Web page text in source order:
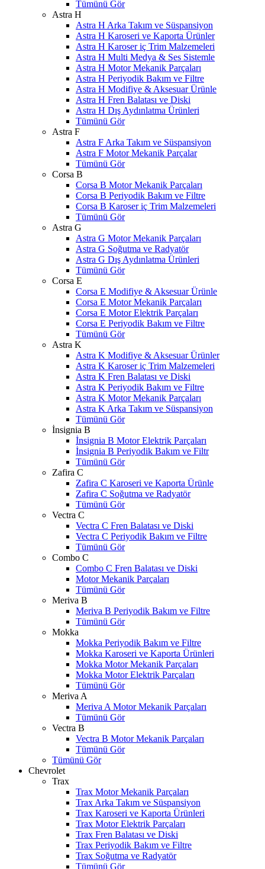
Tümünü Gör
Astra H
Astra H Arka Takım ve Süspansiyon
Astra H Karoseri ve Kaporta Ürünler
Astra H Karoser iç Trim Malzemeleri
Astra H Multi Medya & Ses Sistemle
Astra H Motor Mekanik Parçaları
Astra H Periyodik Bakım ve Filtre
Astra H Modifiye & Aksesuar Ürünle
Astra H Fren Balatası ve Diski
Astra H Dış Aydınlatma Ürünleri
Tümünü Gör
Astra F
Astra F Arka Takım ve Süspansiyon
Astra F Motor Mekanik Parçalar
Tümünü Gör
Corsa B
Corsa B Motor Mekanik Parçaları
Corsa B Periyodik Bakım ve Filtre
Corsa B Karoser iç Trim Malzemeleri
Tümünü Gör
Astra G
Astra G Motor Mekanik Parçaları
Astra G Soğutma ve Radyatör
Astra G Dış Aydınlatma Ürünleri
Tümünü Gör
Corsa E
Corsa E Modifiye & Aksesuar Ürünle
Corsa E Motor Mekanik Parçaları
Corsa E Motor Elektrik Parçaları
Corsa E Periyodik Bakım ve Filtre
Tümünü Gör
Astra K
Astra K Modifiye & Aksesuar Ürünler
Astra K Karoser iç Trim Malzemeleri
Astra K Fren Balatası ve Diski
Astra K Periyodik Bakım ve Filtre
Astra K Motor Mekanik Parçaları
Astra K Arka Takım ve Süspansiyon
Tümünü Gör
İnsignia B
İnsignia B Motor Elektrik Parçaları
İnsignia B Periyodik Bakım ve Filtr
Tümünü Gör
Zafira C
Zafira C Karoseri ve Kaporta Ürünle
Zafira C Soğutma ve Radyatör
Tümünü Gör
Vectra C
Vectra C Fren Balatası ve Diski
Vectra C Periyodik Bakım ve Filtre
Tümünü Gör
Combo C
Combo C Fren Balatası ve Diski
Motor Mekanik Parçaları
Tümünü Gör
Meriva B
Meriva B Periyodik Bakım ve Filtre
Tümünü Gör
Mokka
Mokka Periyodik Bakım ve Filtre
Mokka Karoseri ve Kaporta Ürünleri
Mokka Motor Mekanik Parçaları
Mokka Motor Elektrik Parçaları
Tümünü Gör
Meriva A
Meriva A Motor Mekanik Parçaları
Tümünü Gör
Vectra B
Vectra B Motor Mekanik Parçaları
Tümünü Gör
Tümünü Gör
Chevrolet
Trax
Trax Motor Mekanik Parçaları
Trax Arka Takım ve Süspansiyon
Trax Karoseri ve Kaporta Ürünleri
Trax Motor Elektrik Parçaları
Trax Fren Balatası ve Diski
Trax Periyodik Bakım ve Filtre
Trax Soğutma ve Radyatör
Tümünü Gör